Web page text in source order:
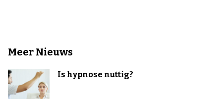
Meer Nieuws
Is hypnose nuttig?